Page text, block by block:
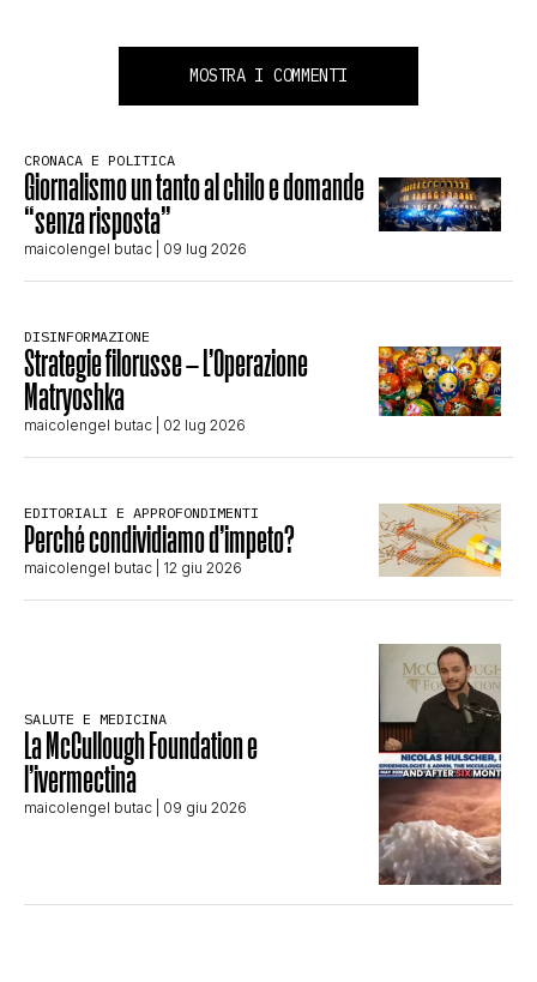
MOSTRA I COMMENTI
CRONACA E POLITICA
Giornalismo un tanto al chilo e domande
“senza risposta”
maicolengel butac | 09 lug 2026
DISINFORMAZIONE
Strategie filorusse – L’Operazione
Matryoshka
maicolengel butac | 02 lug 2026
EDITORIALI E APPROFONDIMENTI
Perché condividiamo d’impeto?
maicolengel butac | 12 giu 2026
SALUTE E MEDICINA
La McCullough Foundation e
l’ivermectina
maicolengel butac | 09 giu 2026